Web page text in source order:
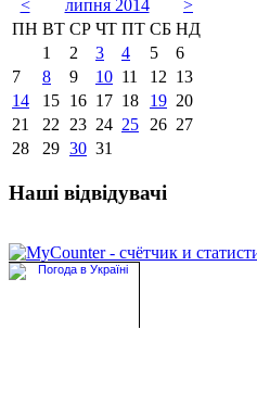
< липня 2014
>
ПН ВТ СР ЧТ ПТ СБ НД
1
2 3 4 5
6
7
8 9 10 11 12 13
14
15 16 17 18 19 20
21
22 23 24 25 26 27
28
29 30 31
Наші відвідувачі